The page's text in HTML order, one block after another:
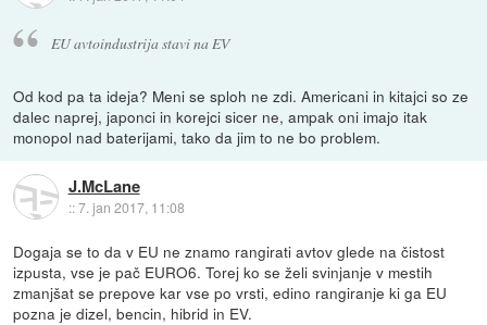
EU avtoindustrija stavi na EV
Od kod pa ta ideja? Meni se sploh ne zdi. Americani in kitajci so ze
dalec naprej, japonci in korejci sicer ne, ampak oni imajo itak
monopol nad baterijami, tako da jim to ne bo problem.
J.McLane
::7. jan 2017, 11:08
Dogaja se to da v EU ne znamo rangirati avtov glede na čistost
izpusta, vse je pač EURO6. Torej ko se želi svinjanje v mestih
zmanjšat se prepove kar vse po vrsti, edino rangiranje ki ga EU
pozna je dizel, bencin, hibrid in EV.